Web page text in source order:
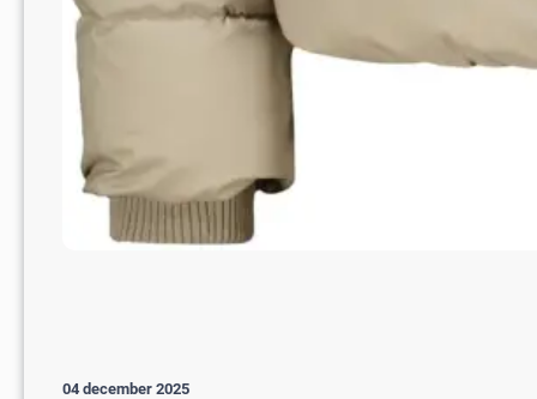
04 december 2025